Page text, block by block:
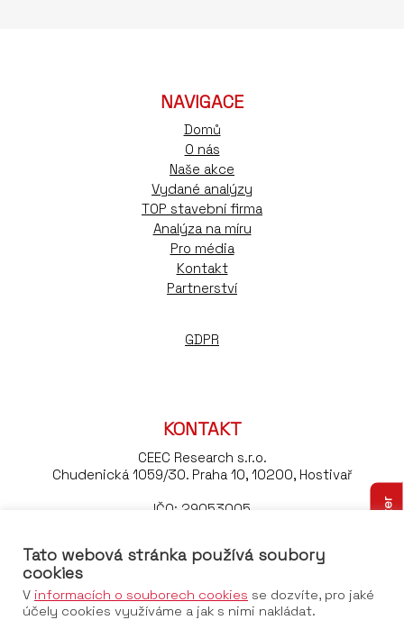
NAVIGACE
Domů
O nás
Naše akce
Vydané analýzy
TOP stavební firma
Analýza na míru
Pro média
Kontakt
Partnerství
GDPR
KONTAKT
CEEC Research s.r.o.
Chudenická 1059/30. Praha 10, 10200, Hostivař
IČO: 29053005
Tel:+420 776 023 170
Tato webová stránka používá soubory
cookies
V informacích o souborech cookies se dozvíte, pro jaké
účely cookies využíváme a jak s nimi nakládat.